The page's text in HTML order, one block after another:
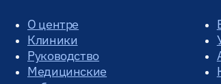
О центре
Клиники
Руководство
Медицинские